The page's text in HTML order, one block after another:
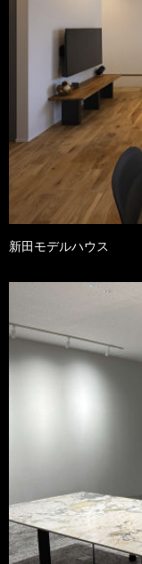
新田モデルハウス